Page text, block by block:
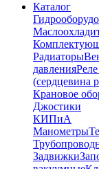
Каталог
Радиаторы
давления
(сердцевина
Крановое
Джостики
КИПиА
Манометры
Задвижки